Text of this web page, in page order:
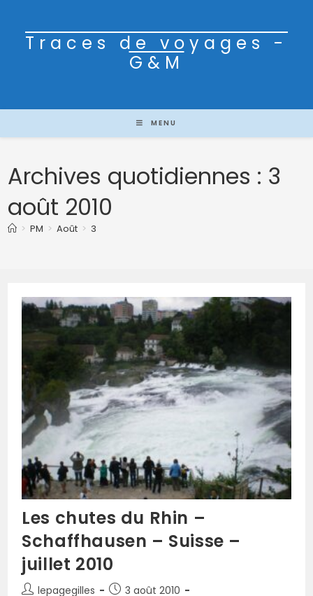
Traces de voyages -
G&M
MENU
Archives quotidiennes : 3
août 2010
> PM > Août > 3
Les chutes du Rhin –
Schaffhausen – Suisse –
juillet 2010
lepagegilles
3 août 2010